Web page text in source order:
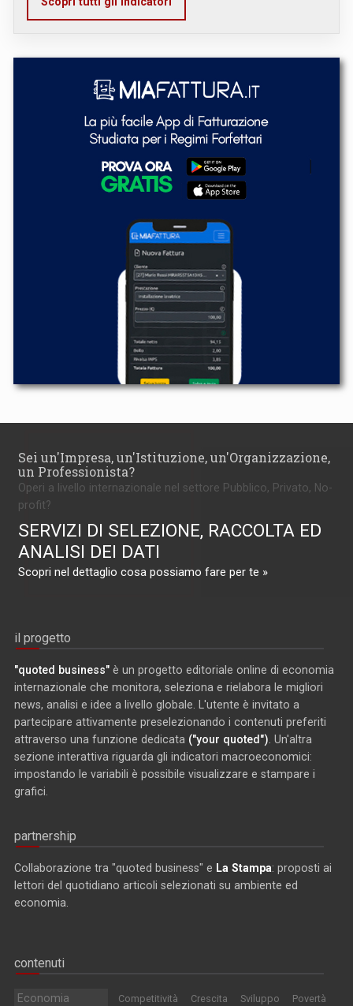
Sei un'Impresa, un'Istituzione, un'Organizzazione,
un Professionista?
Operi a livello internazionale nel settore Pubblico, Privato, No-
profit?
SERVIZI DI SELEZIONE, RACCOLTA ED
ANALISI DEI DATI
Scopri nel dettaglio cosa possiamo fare per te »
il progetto
"quoted business" è un progetto editoriale online di economia
internazionale che monitora, seleziona e rielabora le migliori
news, analisi e idee a livello globale. L'utente è invitato a
partecipare attivamente preselezionando i contenuti preferiti
attraverso una funzione dedicata ("your quoted") . Un'altra
sezione interattiva riguarda gli indicatori macroeconomici:
impostando le variabili è possibile visualizzare e stampare i
grafici.
partnership
Collaborazione tra "quoted business" e La Stampa: proposti ai
lettori del quotidiano articoli selezionati su ambiente ed
economia.
contenuti
Economia Competitività Crescita Sviluppo Povertà